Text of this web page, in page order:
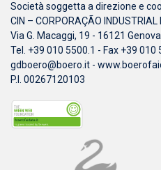
Società soggetta a direzione e
CIN – CORPORAÇÃO INDUSTRIAL
Via G. Macaggi, 19 - 16121
Tel. +39 010 5500.1 - Fax +39 010
gdboero@boero.it -
P.I. 00267120103